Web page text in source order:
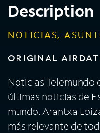
Description
NOTICIAS,
ORIGINAL
Noticias Telemundo
últimas noticias de
mundo. Arantxa
más relevante de